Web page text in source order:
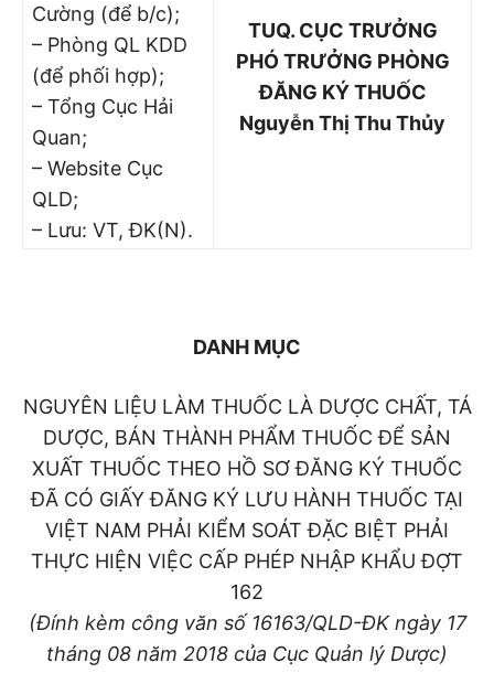
Cường (để b/c);
– Phòng QL KDD
(để phối hợp);
– Tổng Cục Hải
Quan;
– Website Cục
QLD;
– Lưu: VT, ĐK(N).
TUQ. CỤC TRƯỞNG
PHÓ TRƯỞNG PHÒNG
ĐĂNG KÝ THUỐC
Nguyễn Thị Thu Thủy
DANH MỤC
NGUYÊN LIỆU LÀM THUỐC LÀ DƯỢC CHẤT, TÁ
DƯỢC, BÁN THÀNH PHẨM THUỐC ĐỂ SẢN
XUẤT THUỐC THEO HỒ SƠ ĐĂNG KÝ THUỐC
ĐÃ CÓ GIẤY ĐĂNG KÝ LƯU HÀNH THUỐC TẠI
VIỆT NAM PHẢI KIỂM SOÁT ĐẶC BIỆT PHẢI
THỰC HIỆN VIỆC CẤP PHÉP NHẬP KHẨU ĐỢT
162
(Đính kèm công văn số 16163/QLD-ĐK ngày 17
tháng 08 năm 2018 của Cục Quản lý Dược)